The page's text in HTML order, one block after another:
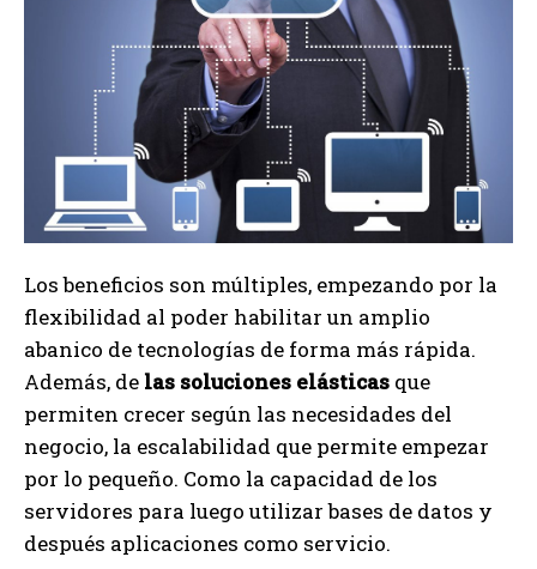
Los beneficios son múltiples, empezando por la
flexibilidad al poder habilitar un amplio
abanico de tecnologías de forma más rápida.
Además, de las soluciones elásticas que
permiten crecer según las necesidades del
negocio, la escalabilidad que permite empezar
por lo pequeño. Como la capacidad de los
servidores para luego utilizar bases de datos y
después aplicaciones como servicio.